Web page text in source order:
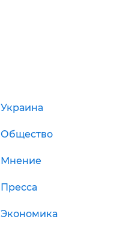
Украина
Общество
Мнение
Пресса
Экономика